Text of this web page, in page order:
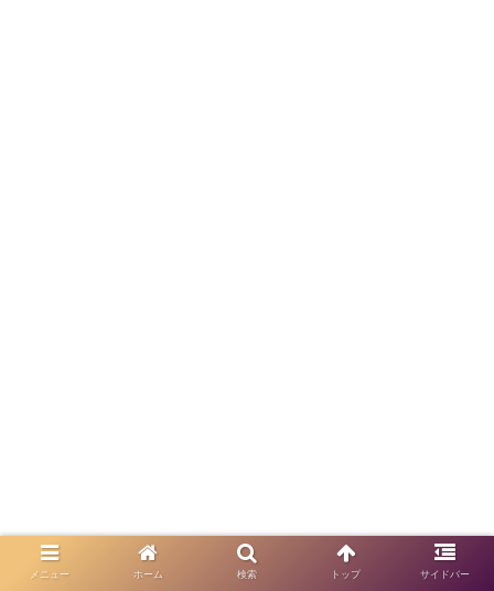
【おすすめ】明太子食べ放題「博多
メニュー ホーム 検索 トップ サイドバー